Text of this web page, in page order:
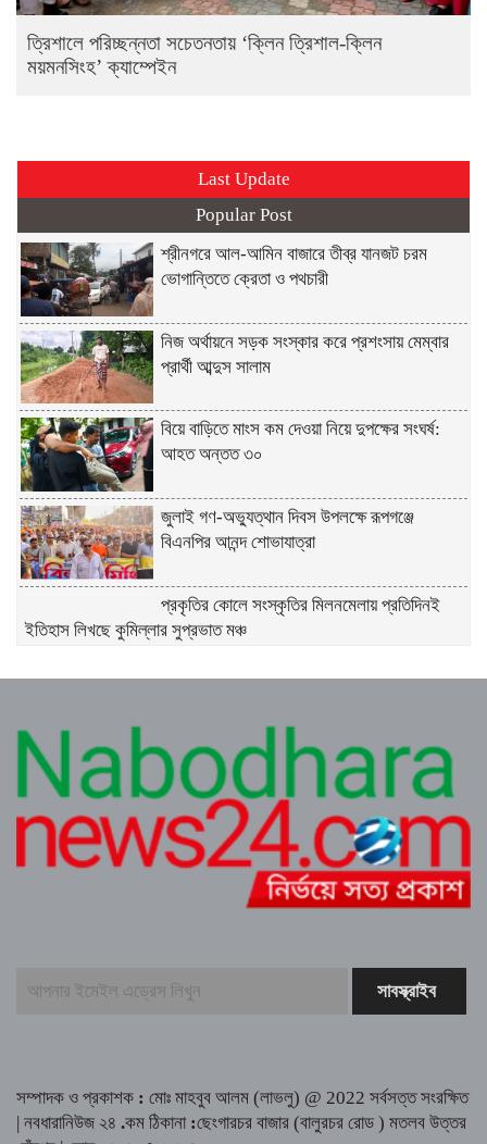
ত্রিশালে পরিচ্ছন্নতা সচেতনতায় ‘ক্লিন ত্রিশাল-ক্লিন
ময়মনসিংহ’ ক্যাম্পেইন
Last Update
Popular Post
শ্রীনগরে আল-আমিন বাজারে তীব্র যানজট চরম
ভোগান্তিতে ক্রেতা ও পথচারী
নিজ অর্থায়নে সড়ক সংস্কার করে প্রশংসায় মেম্বার
প্রার্থী আব্দুস সালাম
বিয়ে বাড়িতে মাংস কম দেওয়া নিয়ে দুপক্ষের সংঘর্ষ:
আহত অন্তত ৩০ ​
জুলাই গণ-অভ্যুত্থান দিবস উপলক্ষে রূপগঞ্জে
বিএনপির আনন্দ শোভাযাত্রা
প্রকৃতির কোলে সংস্কৃতির মিলনমেলায় প্রতিদিনই
ইতিহাস লিখছে কুমিল্লার সুপ্রভাত মঞ্চ
কুমিল্লায় সোহান হত্যা মামলায় বৃদ্ধ মিজানুর রহমানের
যাবজ্জীবন কারাদণ্ড।। ছেলে মেহেদী হাসান খালাস
জুলাই গণঅভ্যুত্থান উপলক্ষে ত্রিশালে আহত যোদ্ধা
ও নিহত পরিবারের সংবর্ধনা
ত্রিশালে মাদক সেবনের দায়ে দুই যুবকের এক মাস
সম্পাদক ও প্রকাশক : মোঃ মাহবুব আলম (লাভলু) @ 2022 সর্বসত্ত সংরক্ষিত
| নবধারানিউজ ২৪ .কম ঠিকানা :ছেংগারচর বাজার (বালুরচর রোড ) মতলব উত্তর